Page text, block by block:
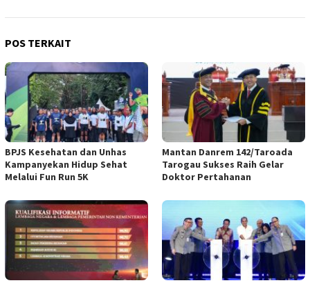
POS TERKAIT
BPJS Kesehatan dan Unhas
Kampanyekan Hidup Sehat
Melalui Fun Run 5K
Mantan Danrem 142/Taroada
Tarogau Sukses Raih Gelar
Doktor Pertahanan